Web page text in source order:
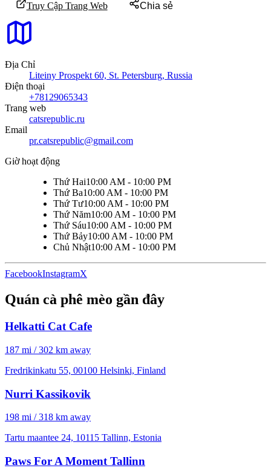
Truy Cập Trang Web Chia sẻ
Địa Chỉ
Liteiny Prospekt 60, St. Petersburg, Russia
Điện thoại
+78129065343
Trang web
catsrepublic.ru
Email
pr.catsrepublic@gmail.com
Giờ hoạt động
Thứ Hai10:00 AM - 10:00 PM
Thứ Ba10:00 AM - 10:00 PM
Thứ Tư10:00 AM - 10:00 PM
Thứ Năm10:00 AM - 10:00 PM
Thứ Sáu10:00 AM - 10:00 PM
Thứ Bảy10:00 AM - 10:00 PM
Chủ Nhật10:00 AM - 10:00 PM
FacebookInstagramX
Quán cà phê mèo gần đây
Helkatti Cat Cafe
187 mi / 302 km away
Fredrikinkatu 55, 00100 Helsinki, Finland
Nurri Kassikovik
198 mi / 318 km away
Tartu maantee 24, 10115 Tallinn, Estonia
Paws For A Moment Tallinn